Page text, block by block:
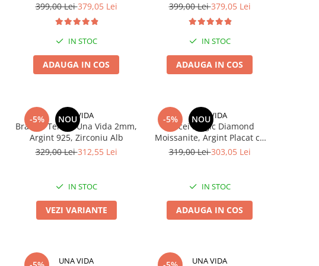
399,00 Lei379,05 Lei
IN STOC
ADAUGA IN COS
Argint 925
399,00 Lei379,05 Lei
IN STOC
ADAUGA IN COS
-5% NOU
UNA VIDA
Bratara Tennis Una Vida 2mm,
Argint 925, Zirconiu Alb
329,00 Lei312,55 Lei
IN STOC
VEZI VARIANTE
-5% NOU
UNA VIDA
Cercei Magic Diamond
Moissanite, Argint Placat cu
Aur
319,00 Lei303,05 Lei
IN STOC
ADAUGA IN COS
UNA VIDA UNA VIDA